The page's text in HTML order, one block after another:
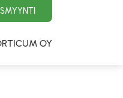
OY